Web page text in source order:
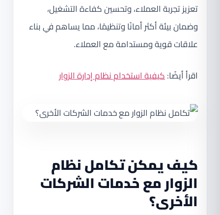
تعزيز تجربة العملاء، وتحسين كفاءة التشغيل،
وضمان بيئة أكثر أمانًا وتنظيمًا، مما يساهم في بناء
علاقات قوية ومستدامة مع العملاء.
اقرأ أيضًا:كيفية استخدام نظام إدارة الزوار
كيف يمكن تكامل نظام
الزوار مع خدمات الشركات
الأخرى؟